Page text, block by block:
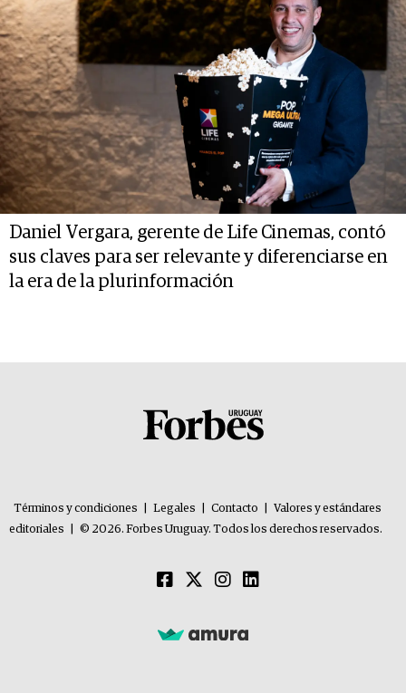
Daniel Vergara, gerente de Life Cinemas, contó
sus claves para ser relevante y diferenciarse en
la era de la plurinformación
Términos y condiciones Legales Contacto
Valores y estándares
editoriales
© 2026. Forbes Uruguay. Todos los derechos reservados.